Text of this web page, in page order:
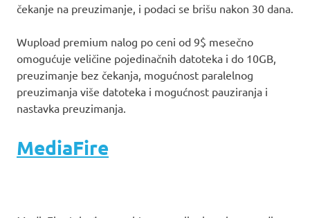
čekanje na preuzimanje, i podaci se brišu nakon 30 dana.
Wupload premium nalog po ceni od 9$ mesečno
omogućuje veličine pojedinačnih datoteka i do 10GB,
preuzimanje bez čekanja, mogućnost paralelnog
preuzimanja više datoteka i mogućnost pauziranja i
nastavka preuzimanja.
MediaFire